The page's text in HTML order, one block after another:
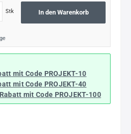
Stk In den Warenkorb
mit Code PROJEKT-10
mit Code PROJEKT-40
mit Code PROJEKT-100